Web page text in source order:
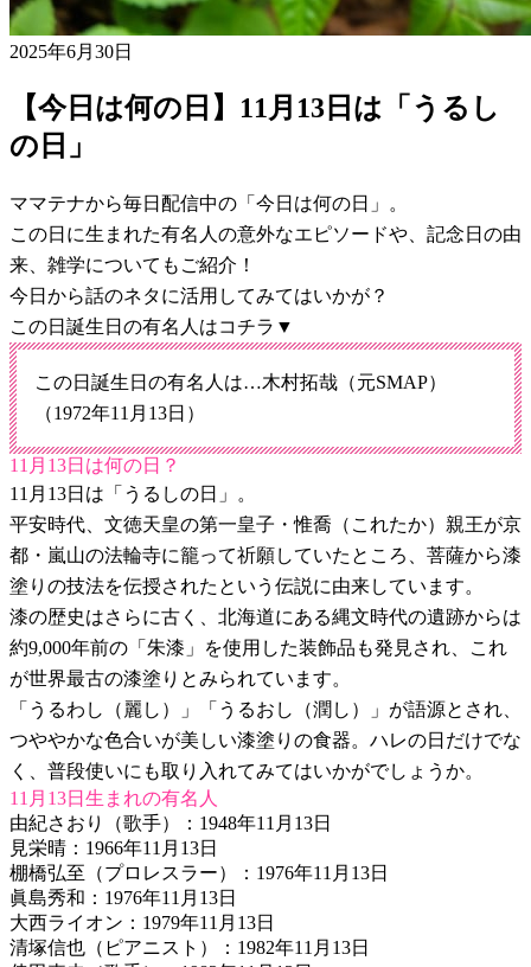
2025年6月30日
【今日は何の日】11月13日は「うるし
の日」
ママテナから毎日配信中の「今日は何の日」。
この日に生まれた有名人の意外なエピソードや、記念日の由
来、雑学についてもご紹介！
今日から話のネタに活用してみてはいかが？
この日誕生日の有名人はコチラ▼
この日誕生日の有名人は…木村拓哉（元SMAP）
（1972年11月13日）
11月13日は何の日？
11月13日は「うるしの日」。
平安時代、文徳天皇の第一皇子・惟喬（これたか）親王が京
都・嵐山の法輪寺に籠って祈願していたところ、菩薩から漆
塗りの技法を伝授されたという伝説に由来しています。
漆の歴史はさらに古く、北海道にある縄文時代の遺跡からは
約9,000年前の「朱漆」を使用した装飾品も発見され、これ
が世界最古の漆塗りとみられています。
「うるわし（麗し）」「うるおし（潤し）」が語源とされ、
つややかな色合いが美しい漆塗りの食器。ハレの日だけでな
く、普段使いにも取り入れてみてはいかがでしょうか。
11月13日生まれの有名人
由紀さおり（歌手）：1948年11月13日
見栄晴：1966年11月13日
棚橋弘至（プロレスラー）：1976年11月13日
眞島秀和：1976年11月13日
大西ライオン：1979年11月13日
清塚信也（ピアニスト）：1982年11月13日